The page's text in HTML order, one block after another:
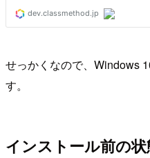
せっかくなので、Windows
す。
インストール前の